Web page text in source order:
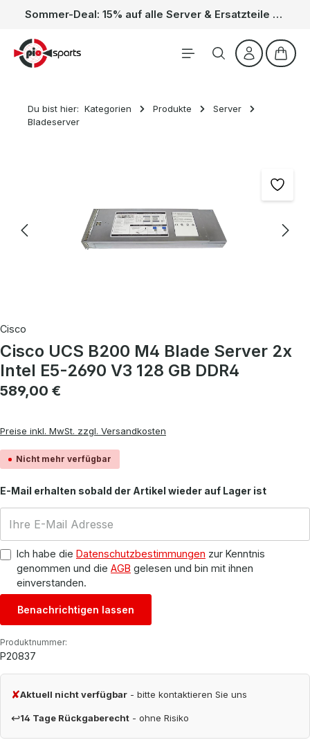
Zum Hauptinhalt springen Sommer-Deal: 15% auf alle Server & Ersatzteile – Kein Code nötig, der Rabatt wird automatisch im Warenkorb abgezogen. Gültig vom 01.06. bis 31.08.
Du bist hier: Kategorien Produkte
Server
Bladeserver
Cisco
Cisco UCS B200 M4 Blade Server 2x
Intel E5-2690 V3 128 GB DDR4
Regulärer Preis:
589,00 €
Preise inkl. MwSt. zzgl. Versandkosten
Nicht mehr verfügbar
E-Mail erhalten sobald der Artikel wieder auf Lager ist
Ich habe die Datenschutzbestimmungen zur Kenntnis
genommen und die AGB gelesen und bin mit ihnen
einverstanden.
Benachrichtigen lassen
Produktnummer:
P20837
✘Aktuell nicht verfügbar - bitte kontaktieren Sie uns
↩14 Tage Rückgaberecht - ohne Risiko